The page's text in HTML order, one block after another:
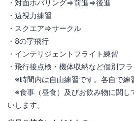
・対面ホバリング⇒前進⇒後進
・遠視力練習
・スクエア⇒サークル
・8の字飛行
・インテリジェントフライト練習
・飛行後点検・機体収納など個別フ
※時間内は自由練習です。各自で練
※食事（昼食）及びお飲み物に関し
いします。